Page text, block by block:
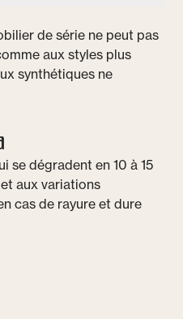
de série ne peut pas
aux styles plus
synthétiques ne
se dégradent en 10 à 15
aux variations
cas de rayure et dure